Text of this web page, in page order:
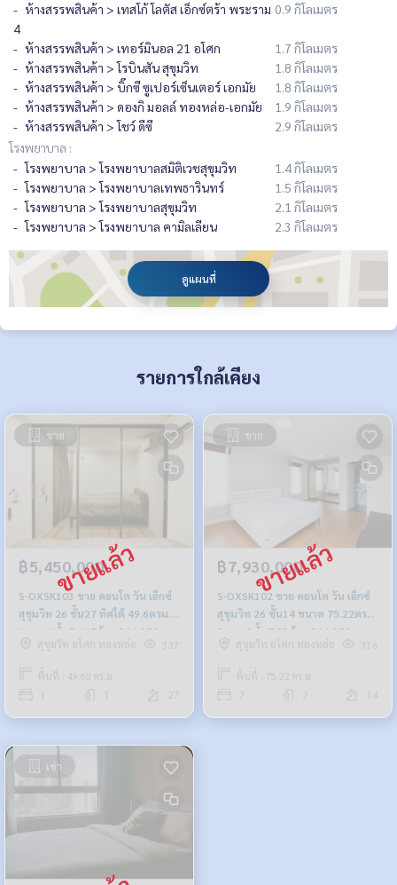
ห้างสรรพสินค้า > เทสโก้ โลตัส เอ็กซ์ตร้า พระราม
4
0.9 กิโลเมตร
ห้างสรรพสินค้า > เทอร์มินอล 21 อโศก
1.7 กิโลเมตร
ห้างสรรพสินค้า > โรบินสัน สุขุมวิท
1.8 กิโลเมตร
ห้างสรรพสินค้า > บิ๊กซี ซูเปอร์เซ็นเตอร์ เอกมัย
1.8 กิโลเมตร
ห้างสรรพสินค้า > ดองกิ มอลล์ ทองหล่อ-เอกมัย
1.9 กิโลเมตร
ห้างสรรพสินค้า > โชว์ ดีซี
2.9 กิโลเมตร
โรงพยาบาล :
โรงพยาบาล > โรงพยาบาลสมิติเวชสุขุมวิท
1.4 กิโลเมตร
โรงพยาบาล > โรงพยาบาลเทพธารินทร์
1.5 กิโลเมตร
โรงพยาบาล > โรงพยาบาลสุขุมวิท
2.1 กิโลเมตร
โรงพยาบาล > โรงพยาบาล คามิลเลียน
2.3 กิโลเมตร
ดูแผนที่
รายการใกล้เคียง
ขาย
฿5,450,000
S-OXSK103 ขาย คอนโด วัน เอ็กซ์
สุขุมวิท 26 ชั้น27 ทิศใต้ 49.6ตรม.
1นอน 1น้ำ 5.665ล้าน 064-959-
8900สุขุมวิท อโศก ทองหล่อ 337
พื้นที่ : 49.60 ตร.ม.
27
ขาย
฿7,930,000
S-OXSK102 ขาย คอนโด วัน เอ็กซ์
สุขุมวิท 26 ชั้น14 ขนาด 75.22ตรม.
2นอน 2น้ำ 7.93ล้าน 064-959-
8900สุขุมวิท อโศก ทองหล่อ 376
พื้นที่ : 75.22 ตร.ม.
14
เช่า